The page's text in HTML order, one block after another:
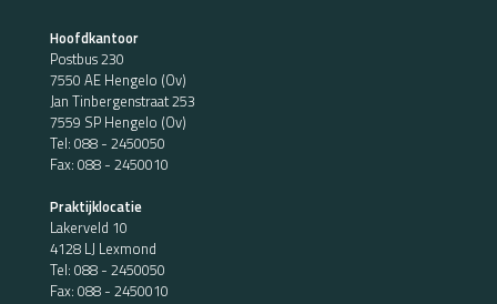
Hoofdkantoor
Postbus 230
7550 AE Hengelo (Ov)
Jan Tinbergenstraat 253
7559 SP Hengelo (Ov)
Tel: 088 - 2450050
Fax: 088 - 2450010
Praktijklocatie
Lakerveld 10
4128 LJ Lexmond
Tel: 088 - 2450050
Fax: 088 - 2450010